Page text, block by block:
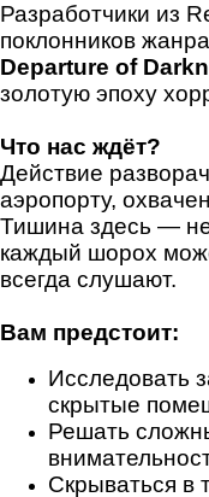
Разработчики из
поклонников
Departure of
золотую эпоху
Что нас ждёт?
Действие
аэропорту,
Тишина здесь — не
каждый шорох
всегда слушают.
Вам предстоит:
Исследовать
скрытые
Решать
Скрываться в